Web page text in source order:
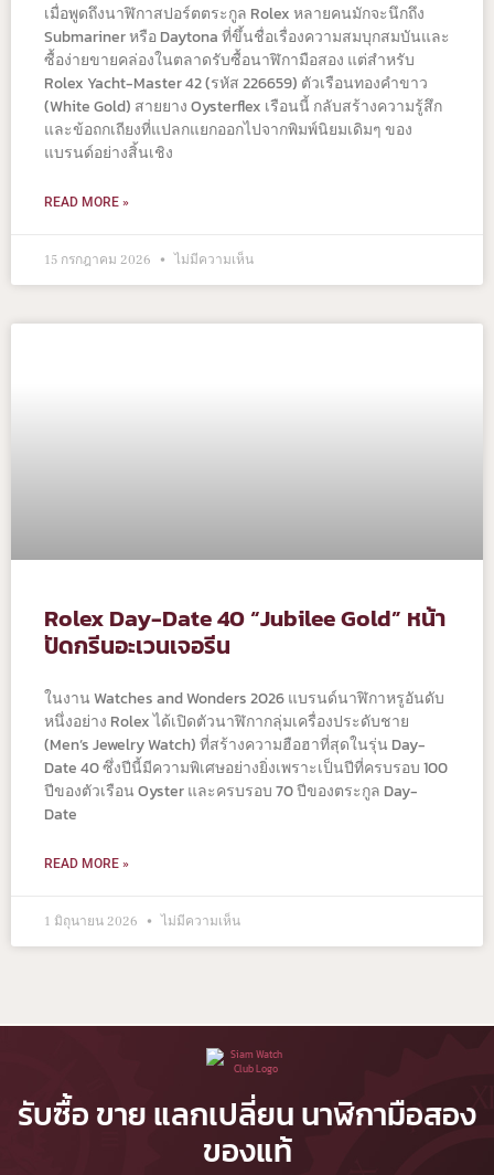
เมื่อพูดถึงนาฬิกาสปอร์ตตระกูล Rolex หลายคนมักจะนึกถึง
Submariner หรือ Daytona ที่ขึ้นชื่อเรื่องความสมบุกสมบันและ
ซื้อง่ายขายคล่องในตลาดรับซื้อนาฬิกามือสอง แต่สำหรับ
Rolex Yacht-Master 42 (รหัส 226659) ตัวเรือนทองคำขาว
(White Gold) สายยาง Oysterflex เรือนนี้ กลับสร้างความรู้สึก
และข้อถกเถียงที่แปลกแยกออกไปจากพิมพ์นิยมเดิมๆ ของ
แบรนด์อย่างสิ้นเชิง
READ MORE »
15 กรกฎาคม 2026 ไม่มีความเห็น
Rolex Day-Date 40 “Jubilee Gold” หน้า
ปัดกรีนอะเวนเจอรีน
ในงาน Watches and Wonders 2026 แบรนด์นาฬิกาหรูอันดับ
หนึ่งอย่าง Rolex ได้เปิดตัวนาฬิกากลุ่มเครื่องประดับชาย
(Men’s Jewelry Watch) ที่สร้างความฮือฮาที่สุดในรุ่น Day-
Date 40 ซึ่งปีนี้มีความพิเศษอย่างยิ่งเพราะเป็นปีที่ครบรอบ 100
ปีของตัวเรือน Oyster และครบรอบ 70 ปีของตระกูล Day-
Date
READ MORE »
1 มิถุนายน 2026 ไม่มีความเห็น
รับซื้อ ขาย แลกเปลี่ยน นาฬิกามือสอง
ของแท้